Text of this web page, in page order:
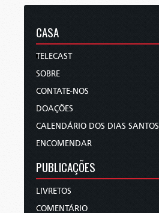
CASA
TELECAST
SOBRE
CONTATE-NOS
DOAÇÕES
CALENDÁRIO DOS DIAS SANTOS
ENCOMENDAR
PUBLICAÇÕES
LIVRETOS
COMENTÁRIO